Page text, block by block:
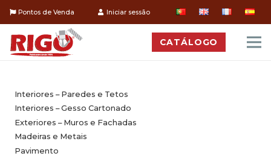
Pontos de Venda Iniciar sessão
CATÁLOGO
Interiores – Paredes e Tetos
Interiores – Gesso Cartonado
Exteriores – Muros e Fachadas
Madeiras e Metais
Pavimento